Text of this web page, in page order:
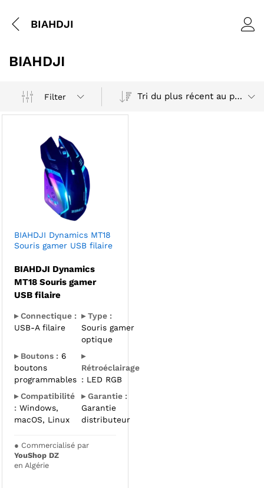
BIAHDJI
BIAHDJI
Filter Tri du plus récent au plus ancien
BIAHDJI Dynamics MT18
Souris gamer USB filaire
BIAHDJI Dynamics
MT18 Souris gamer
USB filaire
▸ Connectique :
USB-A filaire
▸ Type :
Souris gamer
optique
▸ Boutons : 6
boutons
programmables
▸
Rétroéclairage
: LED RGB
▸ Compatibilité
: Windows,
macOS, Linux
▸ Garantie :
Garantie
distributeur
● Commercialisé par
YouShop DZ
en Algérie